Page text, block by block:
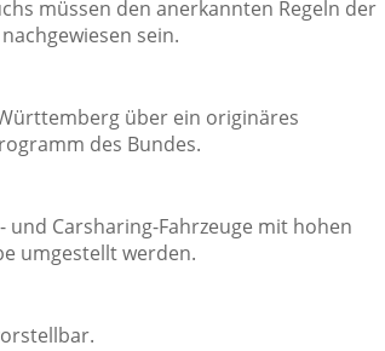
müssen den anerkannten Regeln der
sein.
über ein originäres
des Bundes.
Carsharing-Fahrzeuge mit hohen
umgestellt werden.